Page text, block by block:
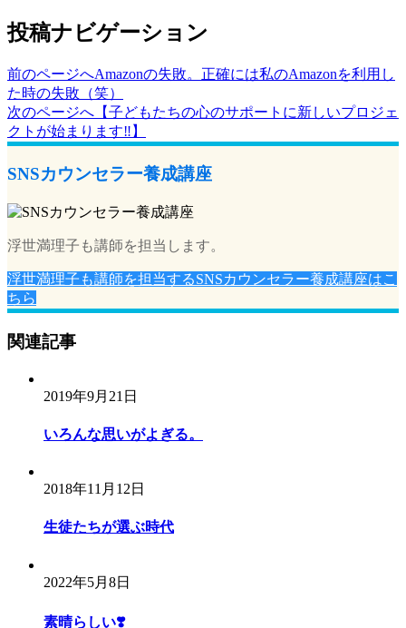
投稿ナビゲーション
前のページへAmazonの失敗。正確には私のAmazonを利用し
た時の失敗（笑）
次のページへ 【子どもたちの心のサポートに新しいプロジェ
クトが始まります‼️】
SNSカウンセラー養成講座
浮世満理子も講師を担当します。
浮世満理子も講師を担当するSNSカウンセラー養成講座はこ
ちら
関連記事
2019年9月21日
いろんな思いがよぎる。
2018年11月12日
生徒たちが選ぶ時代
2022年5月8日
素晴らしい❣️